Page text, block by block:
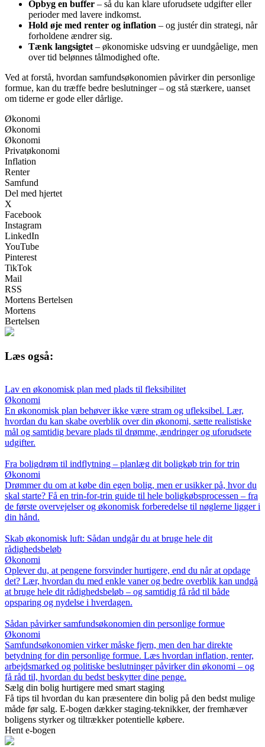
Opbyg en buffer – så du kan klare uforudsete udgifter eller
perioder med lavere indkomst.
Hold øje med renter og inflation – og justér din strategi, når
forholdene ændrer sig.
Tænk langsigtet – økonomiske udsving er uundgåelige, men
over tid belønnes tålmodighed ofte.
Ved at forstå, hvordan samfundsøkonomien påvirker din personlige
formue, kan du træffe bedre beslutninger – og stå stærkere, uanset
om tiderne er gode eller dårlige.
Økonomi
Økonomi
Økonomi
Privatøkonomi
Inflation
Renter
Samfund
Del med hjertet
X
Facebook
Instagram
LinkedIn
YouTube
Pinterest
TikTok
Mail
RSS
Mortens Bertelsen
Mortens
Bertelsen
Læs også:
Lav en økonomisk plan med plads til fleksibilitet
Økonomi
En økonomisk plan behøver ikke være stram og ufleksibel. Lær,
hvordan du kan skabe overblik over din økonomi, sætte realistiske
mål og samtidig bevare plads til drømme, ændringer og uforudsete
udgifter.
Fra boligdrøm til indflytning – planlæg dit boligkøb trin for trin
Økonomi
Drømmer du om at købe din egen bolig, men er usikker på, hvor du
skal starte? Få en trin-for-trin guide til hele boligkøbsprocessen – fra
de første overvejelser og økonomisk forberedelse til nøglerne ligger i
din hånd.
Skab økonomisk luft: Sådan undgår du at bruge hele dit
rådighedsbeløb
Økonomi
Oplever du, at pengene forsvinder hurtigere, end du når at opdage
det? Lær, hvordan du med enkle vaner og bedre overblik kan undgå
at bruge hele dit rådighedsbeløb – og samtidig få råd til både
opsparing og nydelse i hverdagen.
Sådan påvirker samfundsøkonomien din personlige formue
Økonomi
Samfundsøkonomien virker måske fjern, men den har direkte
betydning for din personlige formue. Læs hvordan inflation, renter,
arbejdsmarked og politiske beslutninger påvirker din økonomi – og
få råd til, hvordan du bedst beskytter dine penge.
Sælg din bolig hurtigere med smart staging
Få tips til hvordan du kan præsentere din bolig på den bedst mulige
måde før salg. E-bogen dækker staging-teknikker, der fremhæver
boligens styrker og tiltrækker potentielle købere.
Hent e-bogen